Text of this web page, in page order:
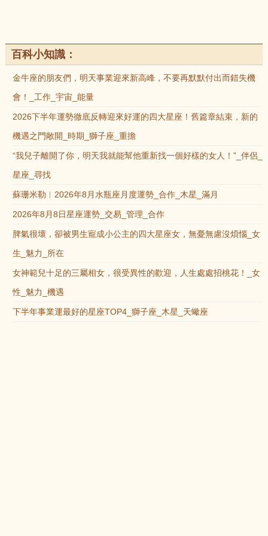
百科小知識：
金牛座的朋友們，明天事業迎來新高峰，不要再默默付出而錯失機
會！_工作_宇宙_能量
2026下半年運勢徹底反轉迎來好運的四大星座！舊篇章結束，新的
機遇之門敞開_時期_獅子座_重擔
“我兒子離開了你，明天我就能幫他重新找一個好樣的女人！”_伴侶_
星座_尋找
蘇珊米勒︱2026年8月水瓶座月度運勢_合作_木星_滿月
2026年8月8日星座運勢_交易_管理_合作
脾氣很壞，卻被男生寵成小公主的四大星座女，無憂無慮沒煩惱_女
生_魅力_所在
女神範兒十足的三屬相女，很受異性的歡迎，人生處處招桃花！_女
性_魅力_機遇
下半年事業運最好的星座TOP4_獅子座_木星_天蠍座